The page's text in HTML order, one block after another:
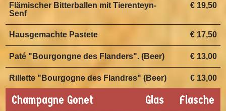
€ 19,50
Flämischer Bitterballen mit Tierenteyn-
Senf
€ 17,50
Hausgemachte Pastete
€ 13,00
Paté "Bourgongne des Flanders". (Beer)
€ 13,00
Rillette "Bourgogne des Flandres" (Beer)
Champagne Gonet Flasche
Glas